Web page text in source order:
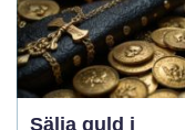
Sälja guld i